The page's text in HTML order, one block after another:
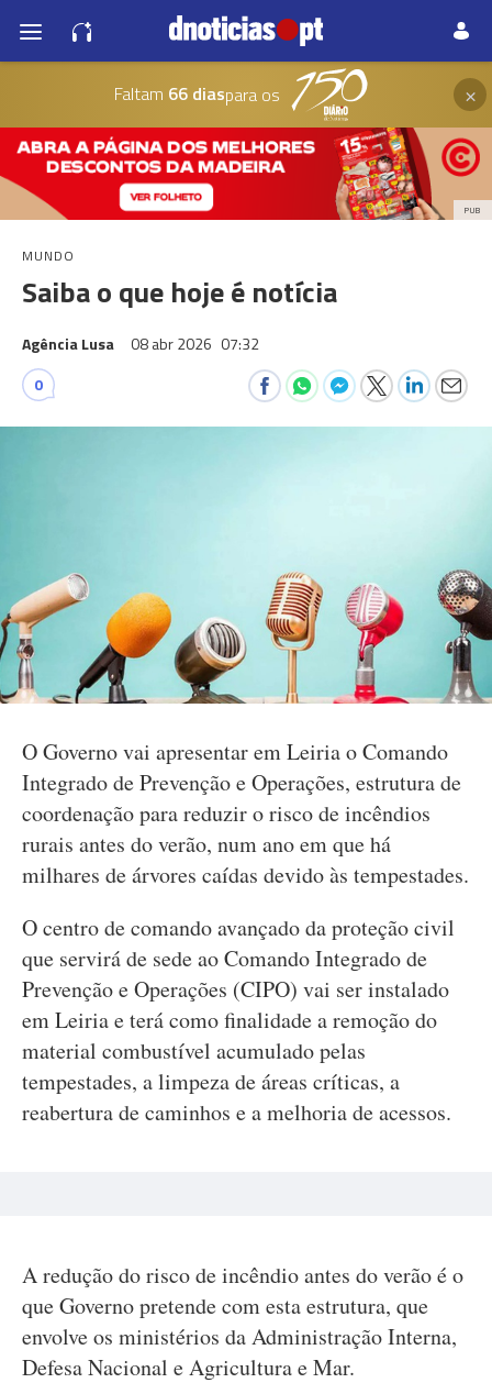
Faltam 66 diaspara os ×
PUB
MUNDO
Saiba o que hoje é notícia
Agência Lusa 08 abr 2026 07:32
0
O Governo vai apresentar em Leiria o Comando
Integrado de Prevenção e Operações, estrutura de
coordenação para reduzir o risco de incêndios
rurais antes do verão, num ano em que há
milhares de árvores caídas devido às tempestades.
O centro de comando avançado da proteção civil
que servirá de sede ao Comando Integrado de
Prevenção e Operações (CIPO) vai ser instalado
em Leiria e terá como finalidade a remoção do
material combustível acumulado pelas
tempestades, a limpeza de áreas críticas, a
reabertura de caminhos e a melhoria de acessos.
A redução do risco de incêndio antes do verão é o
que Governo pretende com esta estrutura, que
envolve os ministérios da Administração Interna,
Defesa Nacional e Agricultura e Mar.